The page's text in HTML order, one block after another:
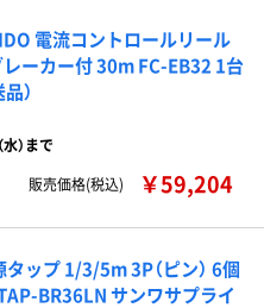
電流コントロールリール
ーカー付 30m FC-EB32 1台
）
）まで
販売価格(税込)
￥59,204
ップ 1/3/5m 3P（ピン） 6個
BR36LN サンワサプライ